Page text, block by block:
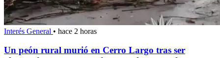
Interés General • hace 2 horas
Un peón rural murió en Cerro Largo tras ser